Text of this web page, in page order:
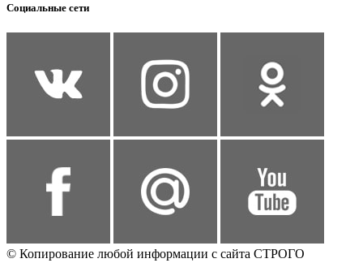
Социальные сети
© Копирование любой информации с сайта СТРОГО